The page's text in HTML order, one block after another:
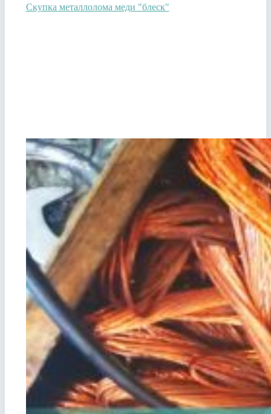
Скупка металлолома меди "блеск"